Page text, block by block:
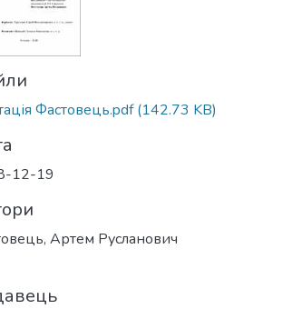
Фастовець.pdf(142.73 KB)
12-19
Артем Русланович